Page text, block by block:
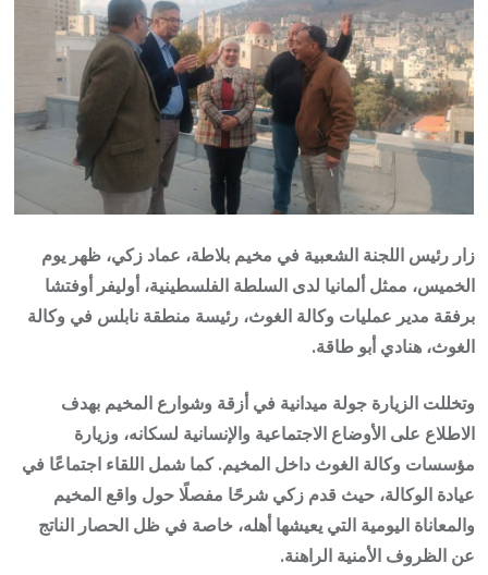
زار رئيس اللجنة الشعبية في مخيم بلاطة، عماد زكي، ظهر يوم
الخميس، ممثل ألمانيا لدى السلطة الفلسطينية، أوليفر أوفتشا
برفقة مدير عمليات وكالة الغوث، رئيسة منطقة نابلس في وكالة
الغوث، هنادي أبو طاقة.
وتخللت الزيارة جولة ميدانية في أزقة وشوارع المخيم بهدف
الاطلاع على الأوضاع الاجتماعية والإنسانية لسكانه، وزيارة
مؤسسات وكالة الغوث داخل المخيم. كما شمل اللقاء اجتماعًا في
عيادة الوكالة، حيث قدم زكي شرحًا مفصلًا حول واقع المخيم
والمعاناة اليومية التي يعيشها أهله، خاصة في ظل الحصار الناتج
عن الظروف الأمنية الراهنة.